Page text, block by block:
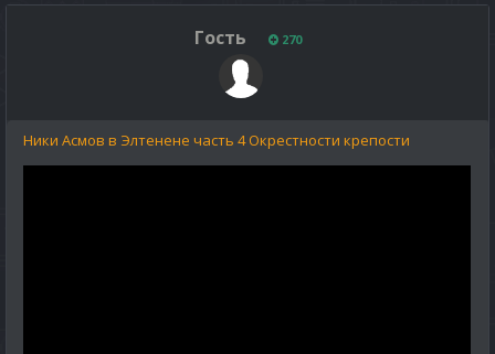
Гость 270
Ники Асмов в Элтенене часть 4 Окрестности крепости